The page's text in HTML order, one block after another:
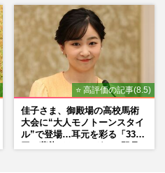
⭐ 高評価の記事(8.5)
佳子さま、御殿場の高校馬術
大会に“大人モノトーンスタイ
ル”で登場…耳元を彩る「3300